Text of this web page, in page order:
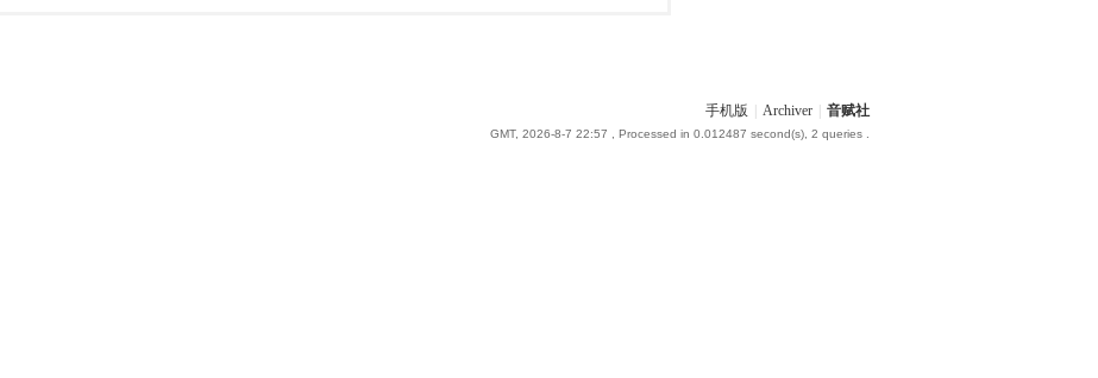
手机版 Archiver 音赋社
GMT, 2026-8-7 22:57 , Processed in 0.012487 second(s), 2 queries .